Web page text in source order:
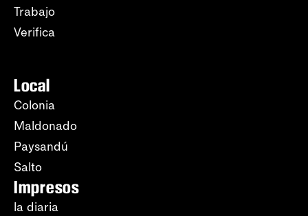
Trabajo
Verifica
Local
Colonia
Maldonado
Paysandú
Salto
Impresos
la diaria